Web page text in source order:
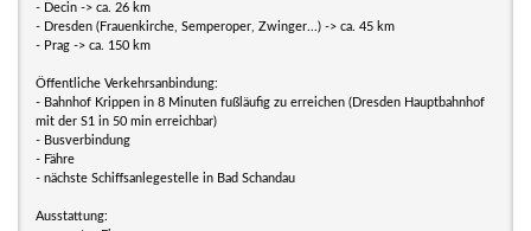
- Decin -> ca. 26 km
- Dresden (Frauenkirche, Semperoper, Zwinger...) -> ca. 45 km
- Prag -> ca. 150 km
Öffentliche Verkehrsanbindung:
- Bahnhof Krippen in 8 Minuten fußläufig zu erreichen (Dresden Hauptbahnhof
mit der S1 in 50 min erreichbar)
- Busverbindung
- Fähre
- nächste Schiffsanlegestelle in Bad Schandau
Ausstattung: